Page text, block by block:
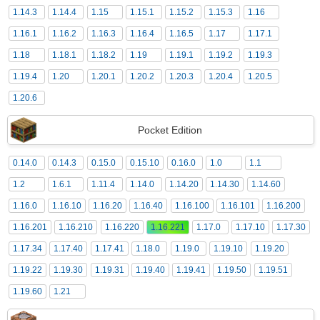
1.14.3 1.14.4 1.15 1.15.1 1.15.2 1.15.3 1.16
1.16.1 1.16.2 1.16.3 1.16.4 1.16.5 1.17 1.17.1
1.18 1.18.1 1.18.2 1.19 1.19.1 1.19.2 1.19.3
1.19.4 1.20 1.20.1 1.20.2 1.20.3 1.20.4 1.20.5
1.20.6
Pocket Edition
0.14.0 0.14.3 0.15.0 0.15.10 0.16.0 1.0 1.1
1.2 1.6.1 1.11.4 1.14.0 1.14.20 1.14.30 1.14.60
1.16.0 1.16.10 1.16.20 1.16.40 1.16.100 1.16.101 1.16.200
1.16.201 1.16.210 1.16.220 1.16.221 1.17.0 1.17.10 1.17.30
1.17.34 1.17.40 1.17.41 1.18.0 1.19.0 1.19.10 1.19.20
1.19.22 1.19.30 1.19.31 1.19.40 1.19.41 1.19.50 1.19.51
1.19.60 1.21